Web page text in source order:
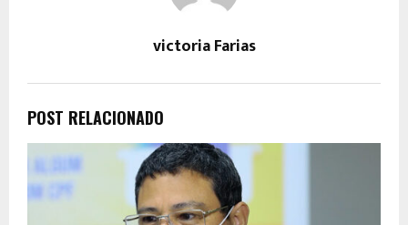
victoria Farias
POST RELACIONADO